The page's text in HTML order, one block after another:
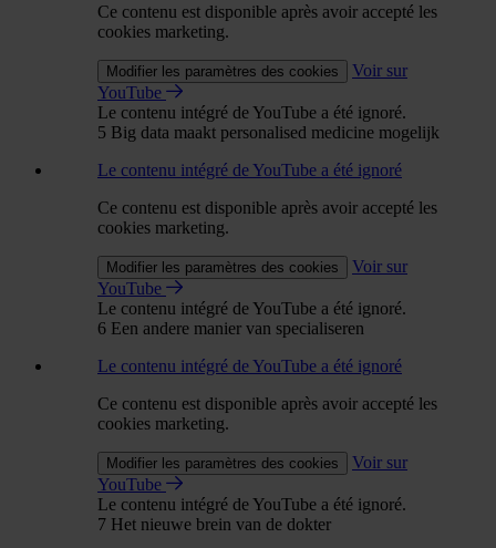
Ce contenu est disponible après avoir accepté les
cookies marketing.
Modifier les paramètres des cookies
Voir sur
YouTube
Le contenu intégré de YouTube a été ignoré.
5 Big data maakt personalised medicine mogelijk
Le contenu intégré de YouTube a été ignoré
Ce contenu est disponible après avoir accepté les
cookies marketing.
Modifier les paramètres des cookies
Voir sur
YouTube
Le contenu intégré de YouTube a été ignoré.
6 Een andere manier van specialiseren
Le contenu intégré de YouTube a été ignoré
Ce contenu est disponible après avoir accepté les
cookies marketing.
Modifier les paramètres des cookies
Voir sur
YouTube
Le contenu intégré de YouTube a été ignoré.
7 Het nieuwe brein van de dokter